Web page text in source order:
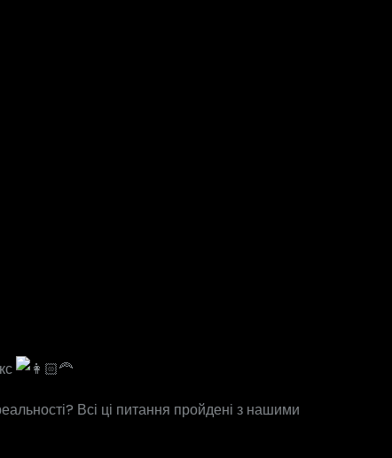
Всі ці питання пройдені з нашими